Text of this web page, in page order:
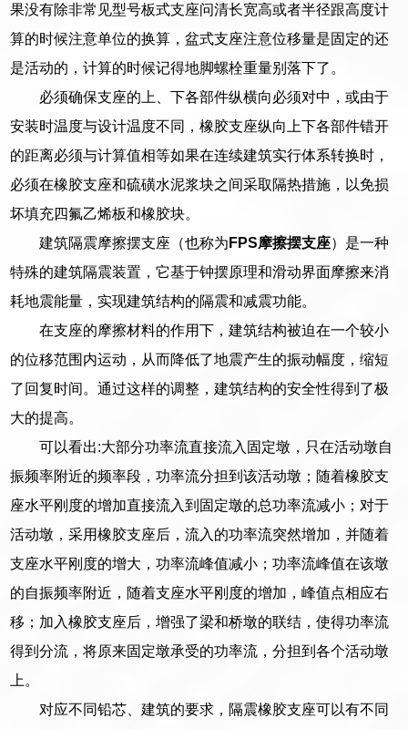
果没有除非常见型号板式支座问清长宽高或者半径跟高度计
算的时候注意单位的换算，盆式支座注意位移量是固定的还
是活动的，计算的时候记得地脚螺栓重量别落下了。
必须确保支座的上、下各部件纵横向必须对中，或由于
安装时温度与设计温度不同，橡胶支座纵向上下各部件错开
的距离必须与计算值相等如果在连续建筑实行体系转换时，
必须在橡胶支座和硫磺水泥浆块之间采取隔热措施，以免损
坏填充四氟乙烯板和橡胶块。
建筑隔震摩擦摆支座（也称为 FPS摩擦摆支座）是一种
特殊的建筑隔震装置，它基于钟摆原理和滑动界面摩擦来消
耗地震能量，实现建筑结构的隔震和减震功能。
在支座的摩擦材料的作用下，建筑结构被迫在一个较小
的位移范围内运动，从而降低了地震产生的振动幅度，缩短
了回复时间。通过这样的调整，建筑结构的安全性得到了极
大的提高。
可以看出:大部分功率流直接流入固定墩，只在活动墩自
振频率附近的频率段，功率流分担到该活动墩；随着橡胶支
座水平刚度的增加直接流入到固定墩的总功率流减小；对于
活动墩，采用橡胶支座后，流入的功率流突然增加，并随着
支座水平刚度的增大，功率流峰值减小；功率流峰值在该墩
的自振频率附近，随着支座水平刚度的增加，峰值点相应右
移；加入橡胶支座后，增强了梁和桥墩的联结，使得功率流
得到分流，将原来固定墩承受的功率流，分担到各个活动墩
上。
对应不同铅芯、建筑的要求，隔震橡胶支座可以有不同